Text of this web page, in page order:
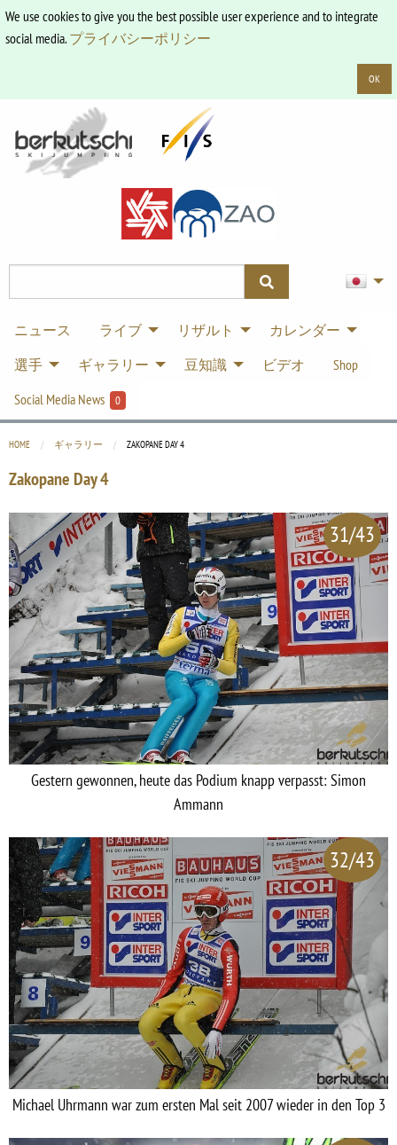
We use cookies to give you the best possible user experience and to integrate
social media.プライバシーポリシー
OK
ニュース ライブ リザルト
カレンダー
選手
ギャラリー 豆知識 ビデオ
Shop
Social Media News
0
HOME ギャラリー CURRENT:
ZAKOPANE DAY 4
Zakopane Day 4
31/43
Gestern gewonnen, heute das Podium knapp verpasst: Simon
Ammann
32/43
Michael Uhrmann war zum ersten Mal seit 2007 wieder in den Top 3